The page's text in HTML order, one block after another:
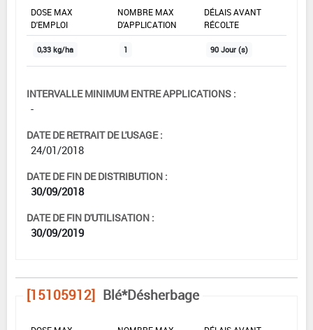
DOSE MAX
D'EMPLOI
NOMBRE MAX
D'APPLICATION
DÉLAIS AVANT
RÉCOLTE
0,33 kg/ha 1 90 Jour (s)
INTERVALLE MINIMUM ENTRE APPLICATIONS :
-
DATE DE RETRAIT DE L'USAGE :
24/01/2018
DATE DE FIN DE DISTRIBUTION :
30/09/2018
DATE DE FIN D'UTILISATION :
30/09/2019
[15105912] Blé*Désherbage